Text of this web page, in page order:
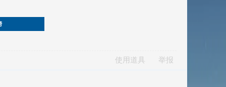
使用道具 举报